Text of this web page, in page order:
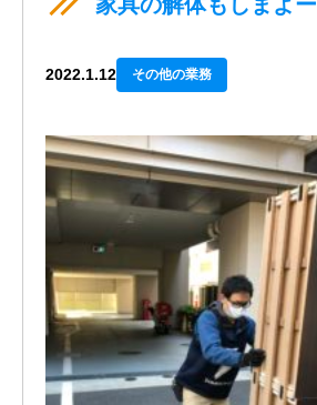
2022.1.12 その他の業務